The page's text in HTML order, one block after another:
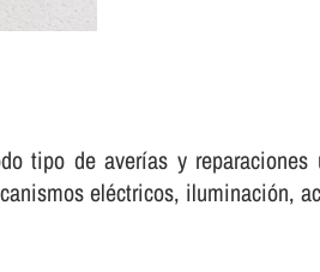
tipo de averí­as y reparaciones
eléctricos, iluminación,